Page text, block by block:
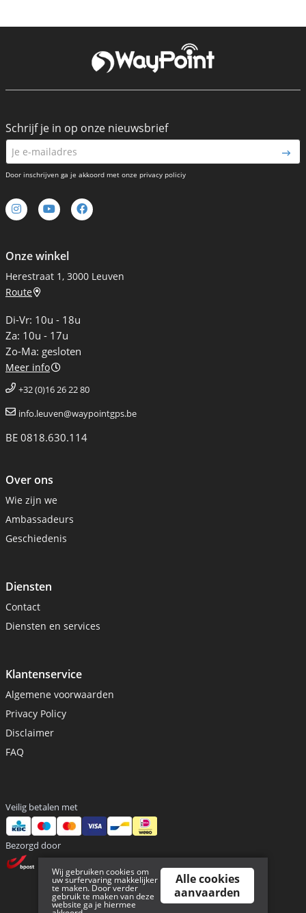
Onze winkel
Herestraat 1, 3000 Leuven
Route
Di-Vr: 10u - 18u
Za: 10u - 17u
Zo-Ma: gesloten
Meer info
+32 (0)16 26 22 80
info.leuven@waypointgps.be
BE 0818.630.114
Over ons
Wie zijn we
Ambassadeurs
Geschiedenis
Diensten
Contact
Diensten en services
Klantenservice
Algemene voorwaarden
Privacy Policy
Disclaimer
FAQ
Schrijf je in op onze nieuwsbrief
Door inschrijven ga je akkoord met onze privacy policiy
Veilig betalen met
Bezorgd door
Wij gebruiken cookies om
uw surfervaring makkelijker
te maken. Door verder
gebruik te maken van deze
website ga je hiermee
Alle cookies
aanvaarden